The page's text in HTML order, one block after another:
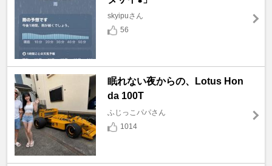
skyipuさん
56
眠れない夜からの、Lotus Hon
da 100T
ふじっこパパさん
1014